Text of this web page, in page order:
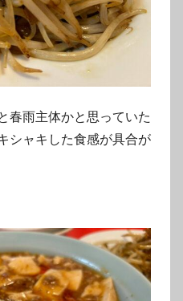
春雨主体かと思っていた
シャキした食感が具合が